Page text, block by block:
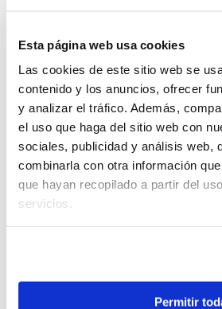
Esta página web usa cookies
Las cookies de este sitio web se
contenido y los anuncios, ofrecer
y analizar el tráfico. Además,
el uso que haga del sitio web con
sociales, publicidad y análisis web,
combinarla con otra información
que hayan recopilado a partir del
servicios.
Permitir
bajista.
Ibanez Custom Electronics EQ
El ecualizador de 3 bandas
interruptor de bobina para
sobre una amplia variedad
profesionales. El modo Tap
sonido dinámico y
articulación superior. El modo
Tap ofrece lo mejor de ambos
grueso del humbucker.